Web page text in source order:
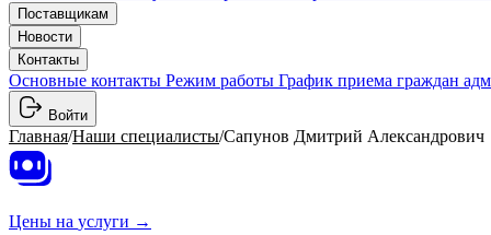
Поставщикам
Новости
Контакты
Основные контакты Режим работы График приема граждан
Войти
Главная/Наши специалисты/Сапунов Дмитрий Александрович
Цены на услуги →